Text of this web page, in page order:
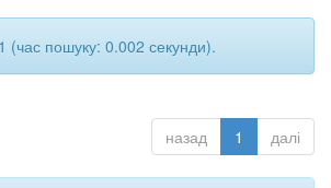
(час пошуку: 0.002 секунди).
назад 1 далі